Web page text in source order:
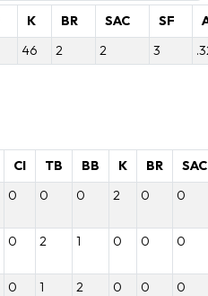
K BR SAC SF
46 2 2 3
CI TB BB K BR
SAC
0 0 0 2 0 0
0 2 1 0 0 0
0 1 2 0 0 0